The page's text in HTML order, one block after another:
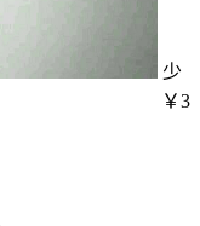
少
￥3